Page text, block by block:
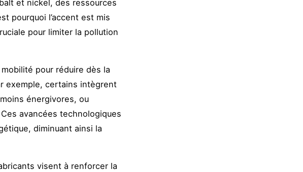
et nickel, des ressources
pourquoi l’accent est mis
pour limiter la pollution
pour réduire dès la
exemple, certains intègrent
énergivores, ou
avancées technologiques
diminuant ainsi la
visent à renforcer la